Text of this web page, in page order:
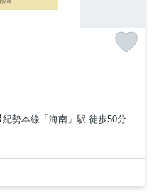
紀勢本線「海南」駅 徒歩50分